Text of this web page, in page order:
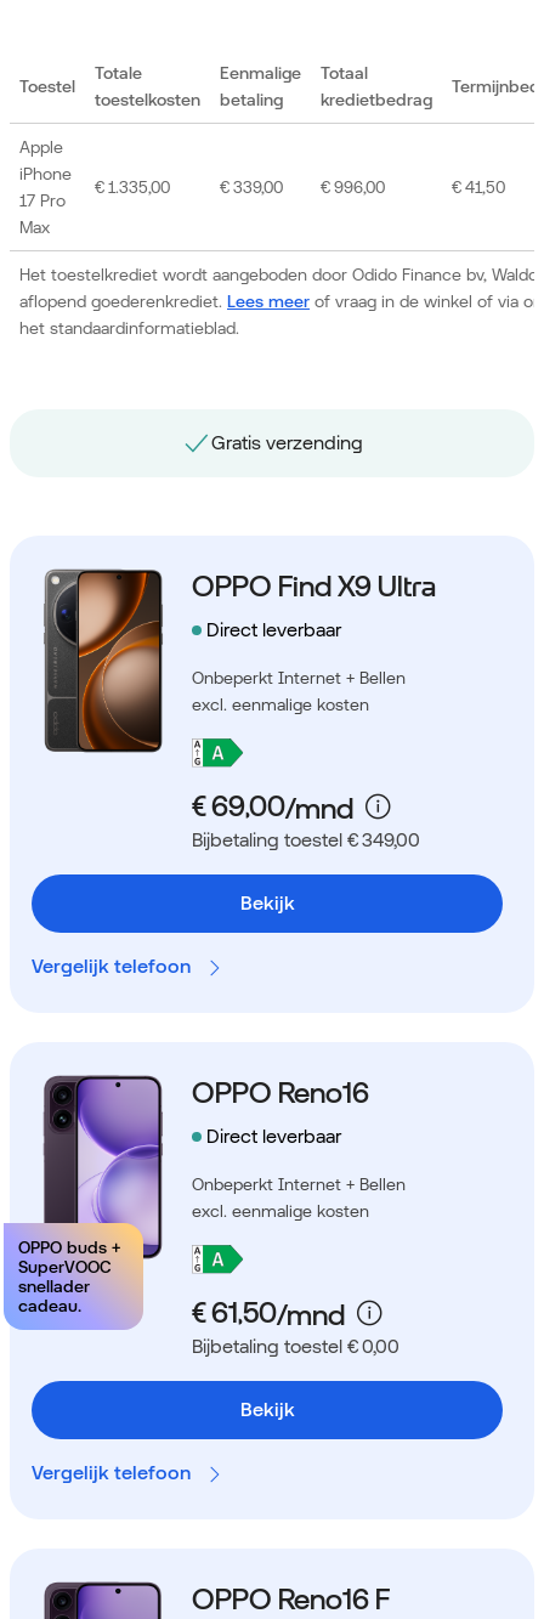
Toestel
Totale
toestelkosten
Eenmalige
betaling
Totaal
kredietbedrag
Het toestelkrediet wordt aangeboden door Odido Finance bv,
aflopend goederenkrediet. Lees meer of vraag in de winkel of via
het standaardinformatieblad.
Apple
iPhone
17 Pro
Max
€ 1.335,00 € 339,00 € 996,00 € 41,50
Gratis nummerbehoud
OPPO Find X9 Ultra
Direct leverbaar
Onbeperkt Internet + Bellen
excl. eenmalige kosten
Bijbetaling toestel € 349,00
Bekijk
Vergelijk telefoon
OPPO buds +
SuperVOOC
snellader
cadeau.
OPPO Reno16
Direct leverbaar
Onbeperkt Internet + Bellen
excl. eenmalige kosten
Bijbetaling toestel € 0,00
Bekijk
Vergelijk telefoon
OPPO Reno16 F